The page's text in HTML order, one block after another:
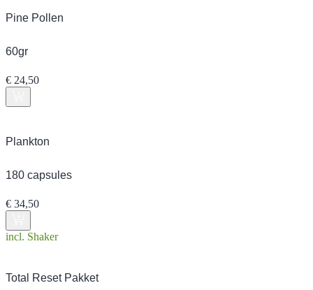
Pine Pollen
60gr
€ 24,50
Plankton
180 capsules
€ 34,50
incl. Shaker
Total Reset Pakket